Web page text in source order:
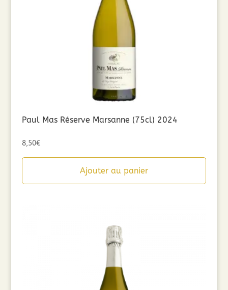
Paul Mas Réserve Marsanne (75cl) 2024
8,50€
Ajouter au panier